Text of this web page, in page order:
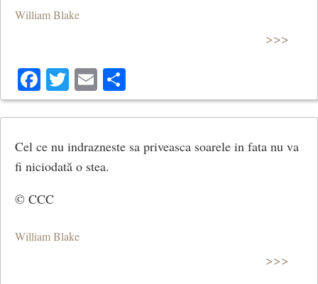
William Blake
>>>
Facebook
Twitter
Email
Cel ce nu indrazneste sa priveasca soarele in fata nu va
fi niciodată o stea.
© CCC
William Blake
>>>